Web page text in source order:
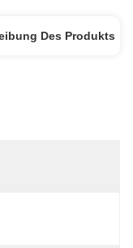
Des Produkts